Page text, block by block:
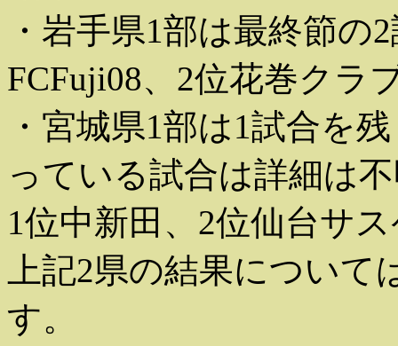
・岩手県1部は最終節の
FCFuji08、2位花巻クラ
・宮城県1部は1試合を
っている試合は詳細は
1位中新田、2位仙台サ
上記2県の結果につい
す。